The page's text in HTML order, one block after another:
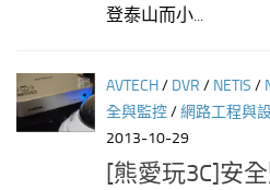
登泰山而小...
AVTECH/ DVR / NETIS /
全與監控/網路工程與
2013-10-29
[熊愛玩3C]安